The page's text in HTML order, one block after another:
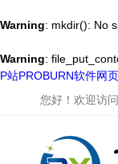
Warning: mkdir(): No
Warning:
P站PROBURN软件网
您好！欢迎访